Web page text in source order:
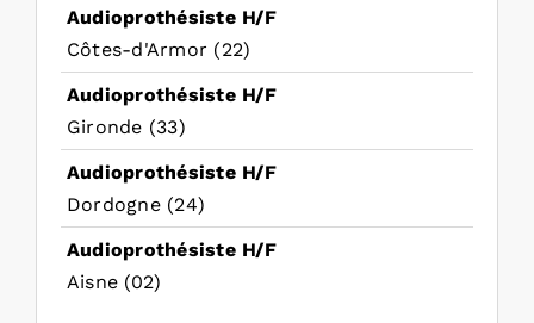
Audioprothésiste H/F
Côtes-d'Armor (22)
Audioprothésiste H/F
Gironde (33)
Audioprothésiste H/F
Dordogne (24)
Audioprothésiste H/F
Aisne (02)